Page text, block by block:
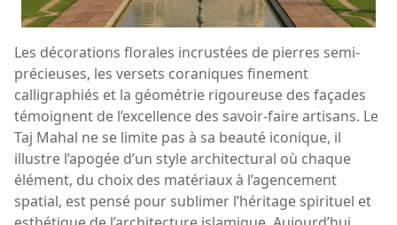
Les décorations florales incrustées de pierres semi-
précieuses, les versets coraniques finement
calligraphiés et la géométrie rigoureuse des façades
témoignent de l’excellence des savoir-faire artisans. Le
Taj Mahal ne se limite pas à sa beauté iconique, il
illustre l’apogée d’un style architectural où chaque
élément, du choix des matériaux à l’agencement
spatial, est pensé pour sublimer l’héritage spirituel et